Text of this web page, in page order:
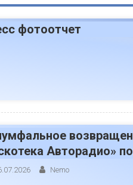
фотоотчет
Авторадио»
Nemo